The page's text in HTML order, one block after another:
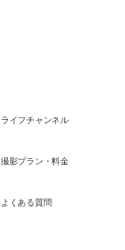
ライフチャンネル
撮影プラン・料金
よくある質問